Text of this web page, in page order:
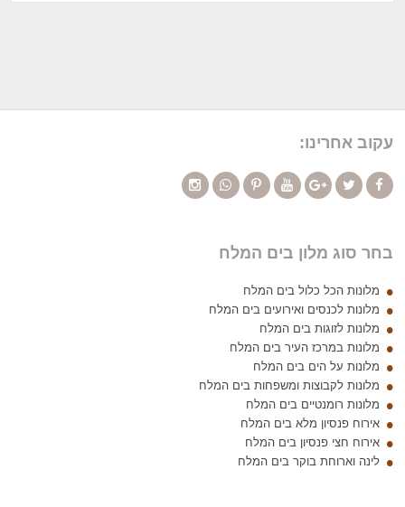
עקוב אחרינו:
בחר סוג מלון בים המלח
מלונות הכל כלול בים המלח
מלונות לכנסים ואירועים בים המלח
מלונות לזוגות בים המלח
מלונות במרכז העיר בים המלח
מלונות על הים בים המלח
מלונות לקבוצות ומשפחות בים המלח
מלונות רומנטיים בים המלח
אירוח פנסיון מלא בים המלח
אירוח חצי פנסיון בים המלח
לינה וארוחת בוקר בים המלח